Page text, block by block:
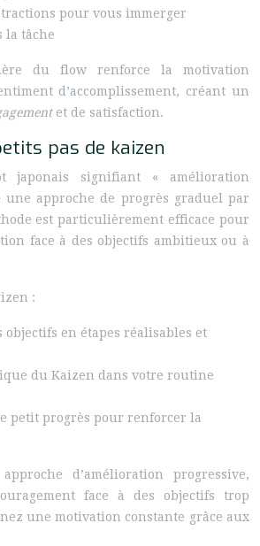
pour vous immerger
la tâche
du flow renforce la motivation
d’accomplissement, créant un
et de satisfaction.
pas de kaizen
japonais signifiant « amélioration
une approche de progrès graduel par
est particulièrement efficace pour
face à des objectifs ambitieux ou à
:
objectifs en étapes réalisables et
du Kaizen dans votre routine
petit progrès pour renforcer la
d’amélioration progressive,
face à des objectifs trop
une motivation constante grâce aux